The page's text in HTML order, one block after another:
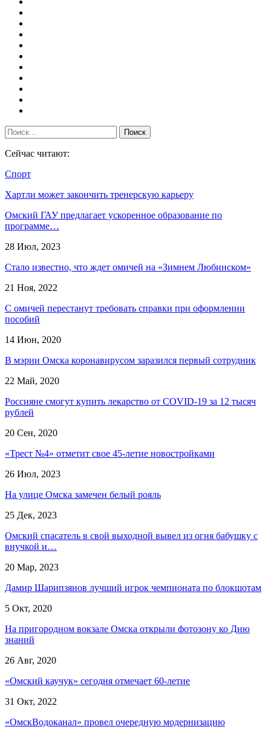
Сейчас читают:
Спорт
Хартли может закончить тренерскую карьеру
Омский ГАУ предлагает ускоренное образование по
программе…
28 Июл, 2023
Стало известно, что ждет омичей на «Зимнем Любинском»
21 Ноя, 2022
С омичей перестанут требовать справки при оформлении
пособий
14 Июн, 2020
В мэрии Омска коронавирусом заразился первый сотрудник
22 Май, 2020
Россияне смогут купить лекарство от COVID-19 за 12 тысяч
рублей
20 Сен, 2020
«Трест №4» отметит свое 45-летие новостройками
26 Июл, 2023
На улице Омска замечен белый рояль
25 Дек, 2023
Омский спасатель в свой выходной вывел из огня бабушку с
внучкой и…
20 Мар, 2023
Дамир Шарипзянов лучший игрок чемпионата по блокшотам
5 Окт, 2020
На пригородном вокзале Омска открыли фотозону ко Дню
знаний
26 Авг, 2020
«Омский каучук» сегодня отмечает 60-летие
31 Окт, 2022
«ОмскВодоканал» провел очередную модернизацию